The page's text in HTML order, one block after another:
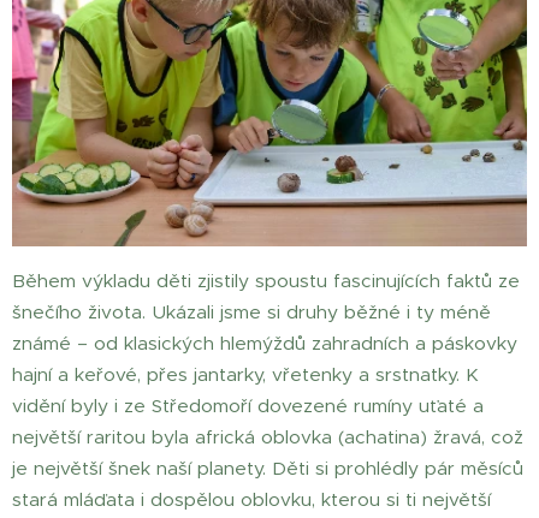
Během výkladu děti zjistily spoustu fascinujících faktů ze
šnečího života. Ukázali jsme si druhy běžné i ty méně
známé – od klasických hlemýždů zahradních a páskovky
hajní a keřové, přes jantarky, vřetenky a srstnatky. K
vidění byly i ze Středomoří dovezené rumíny uťaté a
největší raritou byla africká oblovka (achatina) žravá, což
je největší šnek naší planety. Děti si prohlédly pár měsíců
stará mláďata i dospělou oblovku, kterou si ti největší